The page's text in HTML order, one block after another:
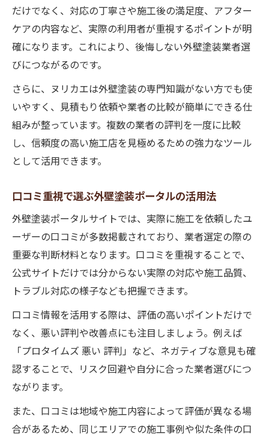
だけでなく、対応の丁寧さや施工後の満足度、アフター
ケアの内容など、実際の利用者が重視するポイントが明
確になります。これにより、後悔しない外壁塗装業者選
びにつながるのです。
さらに、ヌリカエは外壁塗装の専門知識がない方でも使
いやすく、見積もり依頼や業者の比較が簡単にできる仕
組みが整っています。複数の業者の評判を一度に比較
し、信頼度の高い施工店を見極めるための強力なツール
として活用できます。
口コミ重視で選ぶ外壁塗装ポータルの活用法
外壁塗装ポータルサイトでは、実際に施工を依頼したユ
ーザーの口コミが多数掲載されており、業者選定の際の
重要な判断材料となります。口コミを重視することで、
公式サイトだけでは分からない実際の対応や施工品質、
トラブル対応の様子なども把握できます。
口コミ情報を活用する際は、評価の高いポイントだけで
なく、悪い評判や改善点にも注目しましょう。例えば
「プロタイムズ 悪い 評判」など、ネガティブな意見も確
認することで、リスク回避や自分に合った業者選びにつ
ながります。
また、口コミは地域や施工内容によって評価が異なる場
合があるため、同じエリアでの施工事例や似た条件の口